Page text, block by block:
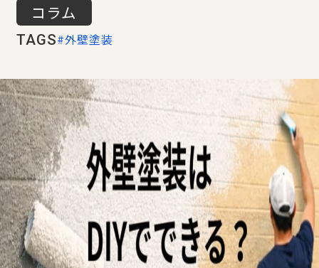
会社情報
業務内容
施工事例
お客様の声
サービス
コラム
TAGS#外壁塗装